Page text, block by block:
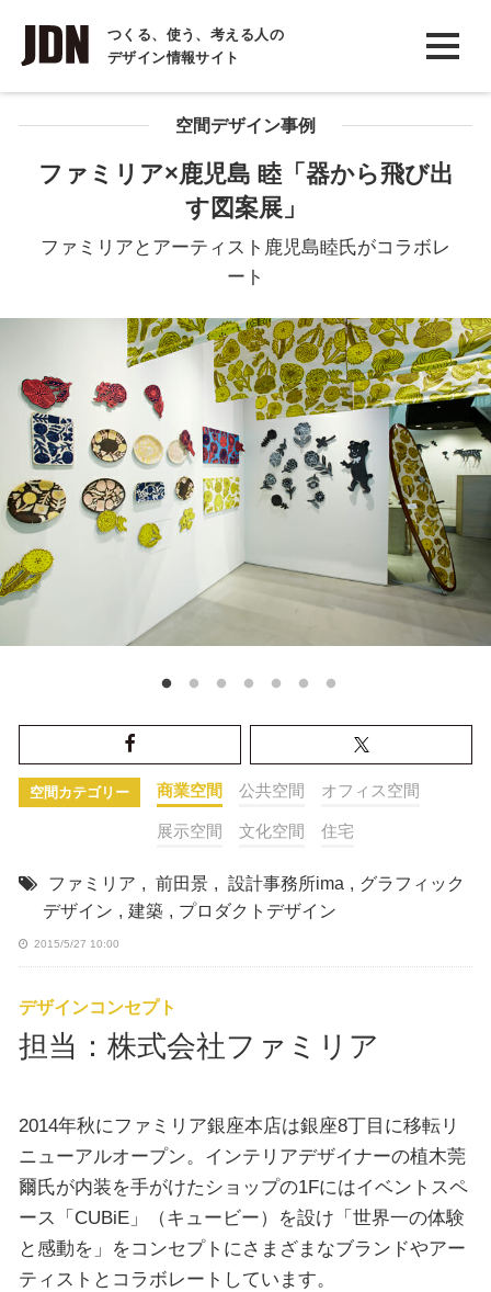
つくる、使う、考える人の
デザイン情報サイト
INTERVIEW
インタビュー
REPORT
コラム
空間デザイン事例
ファミリア×鹿児島 睦「器から飛び出
す図案展」
ファミリアとアーティスト鹿児島睦氏がコラボレ
ート
空間カテゴリー 商業空間 公共空間 オフィス空間
展示空間 文化空間 住宅
ファミリア , 前田景 , 設計事務所ima , グラフィック
デザイン , 建築 , プロダクトデザイン
2015/5/27 10:00
デザインコンセプト
担当：株式会社ファミリア
2014年秋にファミリア銀座本店は銀座8丁目に移転リ
ニューアルオープン。インテリアデザイナーの植木莞
爾氏が内装を手がけたショップの1Fにはイベントスペ
ース「CUBiE」（キュービー）を設け「世界一の体験
と感動を」をコンセプトにさまざまなブランドやアー
ティストとコラボレートしています。